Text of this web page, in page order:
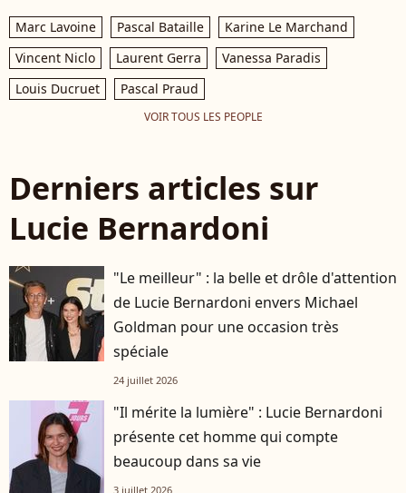
Marc Lavoine Pascal Bataille
Karine Le Marchand
Vincent Niclo
Laurent Gerra
Vanessa Paradis
Louis Ducruet
Pascal Praud
VOIR TOUS LES PEOPLE
Derniers articles sur
Lucie Bernardoni
"Le meilleur" : la belle et drôle d'attention
de Lucie Bernardoni envers Michael
Goldman pour une occasion très
spéciale
24 juillet 2026
"Il mérite la lumière" : Lucie Bernardoni
présente cet homme qui compte
beaucoup dans sa vie
3 juillet 2026